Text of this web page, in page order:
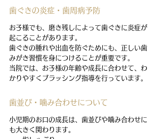
歯ぐきの炎症・歯周病予防
お子様でも、磨き残しによって歯ぐきに炎症が
起こることがあります。
歯ぐきの腫れや出血を防ぐためにも、正しい歯
みがき習慣を身につけることが重要です。
当院では、お子様の年齢や成長に合わせて、わ
かりやすくブラッシング指導を行っています。
歯並び・噛み合わせについて
小児期のお口の成長は、歯並びや噛み合わせに
も大きく関わります。